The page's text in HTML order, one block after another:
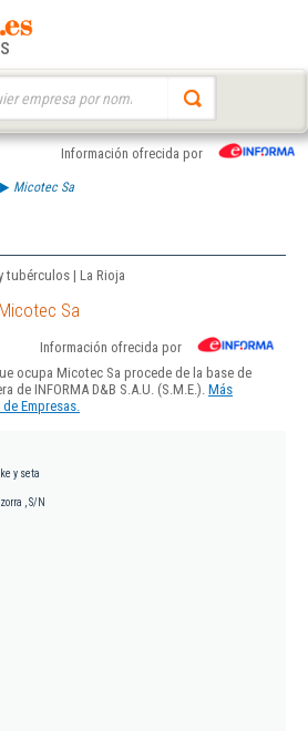
Información ofrecida por
Micotec Sa
tubérculos | La Rioja
Sa
Información ofrecida por
ocupa Micotec Sa procede de la base de
de INFORMA D&B S.A.U. (S.M.E.). Más
Empresas.
y seta
, S/N